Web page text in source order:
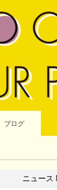
ブログ
ニュース